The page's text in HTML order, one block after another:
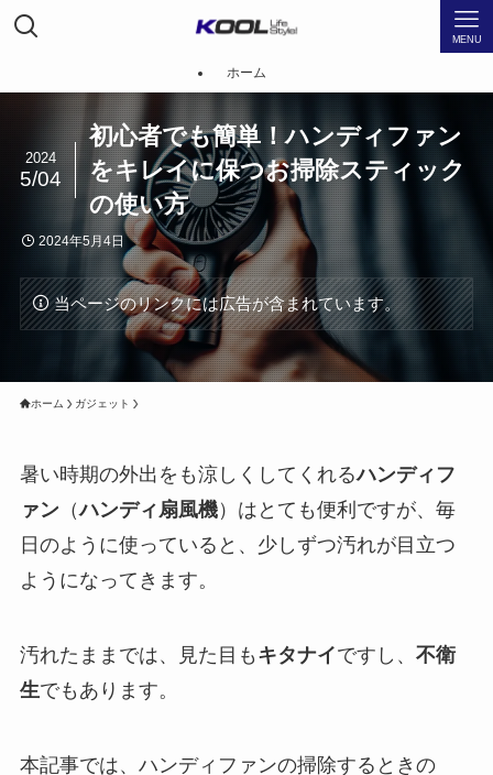
MENU
ホーム
初心者でも簡単！ハンディファン
をキレイに保つお掃除スティック
の使い方
2024
5/04
2024年5月4日
当ページのリンクには広告が含まれています。
ホーム ガジェット
暑い時期の外出をも涼しくしてくれるハンディフ
ァン（ハンディ扇風機）はとても便利ですが、毎
日のように使っていると、少しずつ汚れが目立つ
ようになってきます。
汚れたままでは、見た目も キタナイですし、 不衛
生でもあります。
本記事では、ハンディファンの掃除するときの